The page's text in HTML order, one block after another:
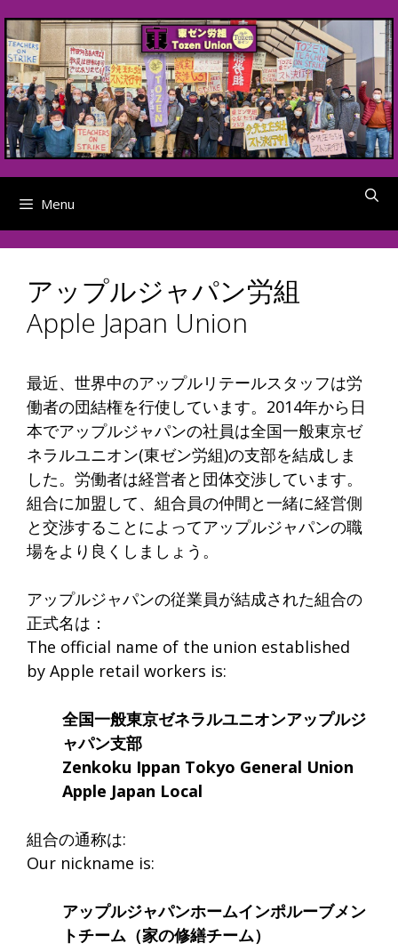
to
content
Menu
アップルジャパン労組
Apple Japan Union
最近、世界中のアップルリテールスタッフは労
働者の団結権を行使しています。2014年から日
本でアップルジャパンの社員は全国一般東京ゼ
ネラルユニオン(東ゼン労組)の支部を結成しま
した。労働者は経営者と団体交渉しています。
組合に加盟して、組合員の仲間と一緒に経営側
と交渉することによってアップルジャパンの職
場をより良くしましょう。
アップルジャパンの従業員が結成された組合の
正式名は：
The official name of the union established
by Apple retail workers is:
全国一般東京ゼネラルユニオンアップルジ
ャパン支部
Zenkoku Ippan Tokyo General Union
Apple Japan Local
組合の通称は:
Our nickname is:
アップルジャパンホームインポルーブメン
トチーム（家の修繕チーム）